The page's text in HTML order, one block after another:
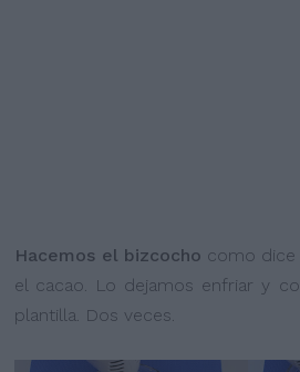
Hacemos el bizcocho como dice
el cacao. Lo dejamos enfriar y
plantilla. Dos veces.